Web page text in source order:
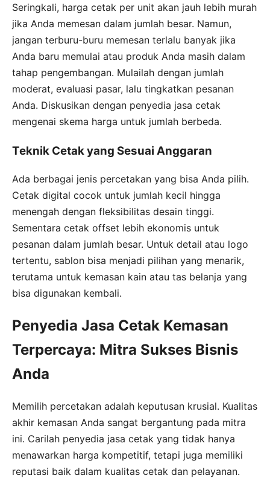
Seringkali, harga cetak per unit akan jauh lebih murah
jika Anda memesan dalam jumlah besar. Namun,
jangan terburu-buru memesan terlalu banyak jika
Anda baru memulai atau produk Anda masih dalam
tahap pengembangan. Mulailah dengan jumlah
moderat, evaluasi pasar, lalu tingkatkan pesanan
Anda. Diskusikan dengan penyedia jasa cetak
mengenai skema harga untuk jumlah berbeda.
Teknik Cetak yang Sesuai Anggaran
Ada berbagai jenis percetakan yang bisa Anda pilih.
Cetak digital cocok untuk jumlah kecil hingga
menengah dengan fleksibilitas desain tinggi.
Sementara cetak offset lebih ekonomis untuk
pesanan dalam jumlah besar. Untuk detail atau logo
tertentu, sablon bisa menjadi pilihan yang menarik,
terutama untuk kemasan kain atau tas belanja yang
bisa digunakan kembali.
Penyedia Jasa Cetak Kemasan
Terpercaya: Mitra Sukses Bisnis
Anda
Memilih percetakan adalah keputusan krusial. Kualitas
akhir kemasan Anda sangat bergantung pada mitra
ini. Carilah penyedia jasa cetak yang tidak hanya
menawarkan harga kompetitif, tetapi juga memiliki
reputasi baik dalam kualitas cetak dan pelayanan.